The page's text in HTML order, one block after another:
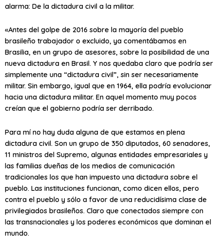
alarma: De la dictadura civil a la militar.
«Antes del golpe de 2016 sobre la mayoría del pueblo
brasileño trabajador o excluido, ya comentábamos en
Brasilia, en un grupo de asesores, sobre la posibilidad de una
nueva dictadura en Brasil. Y nos quedaba claro que podría ser
simplemente una “dictadura civil”, sin ser necesariamente
militar. Sin embargo, igual que en 1964, ella podría evolucionar
hacia una dictadura militar. En aquel momento muy pocos
creían que el gobierno podría ser derribado.
Para mí no hay duda alguna de que estamos en plena
dictadura civil. Son un grupo de 350 diputados, 60 senadores,
11 ministros del Supremo, algunas entidades empresariales y
las familias dueñas de los medios de comunicación
tradicionales los que han impuesto una dictadura sobre el
pueblo. Las instituciones funcionan, como dicen ellos, pero
contra el pueblo y sólo a favor de una reducidísima clase de
privilegiados brasileños. Claro que conectados siempre con
las transnacionales y los poderes económicos que dominan el
mundo.